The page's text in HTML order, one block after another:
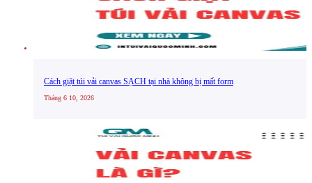
Cách giặt túi vải canvas SẠCH tại nhà không bị mất form
Tháng 6 10, 2026